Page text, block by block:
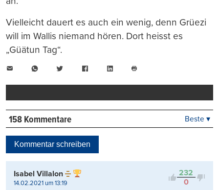
Vielleicht dauert es auch ein wenig, denn Grüezi
will im Wallis niemand hören. Dort heisst es
„Güätun Tag“.
WhatsAppTwitter FacebookLinkedIn
drucken
158 Kommentare
Kontrovers
Beste ▾
Kommentar schreiben
232
0
Isabel Villalon
14.02.2021 um 13:19